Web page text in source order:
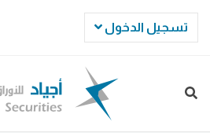
تسجيل الدخول